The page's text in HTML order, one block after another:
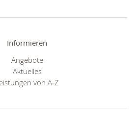
Informieren
Angebote
Aktuelles
von A-Z